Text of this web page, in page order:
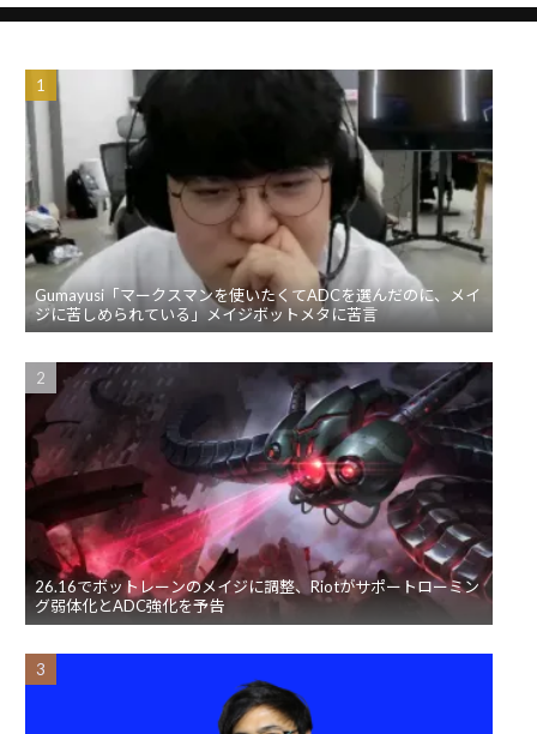
Gumayusi「マークスマンを使いたくてADCを選んだのに、メイ
ジに苦しめられている」メイジボットメタに苦言
26.16でボットレーンのメイジに調整、Riotがサポートローミン
グ弱体化とADC強化を予告